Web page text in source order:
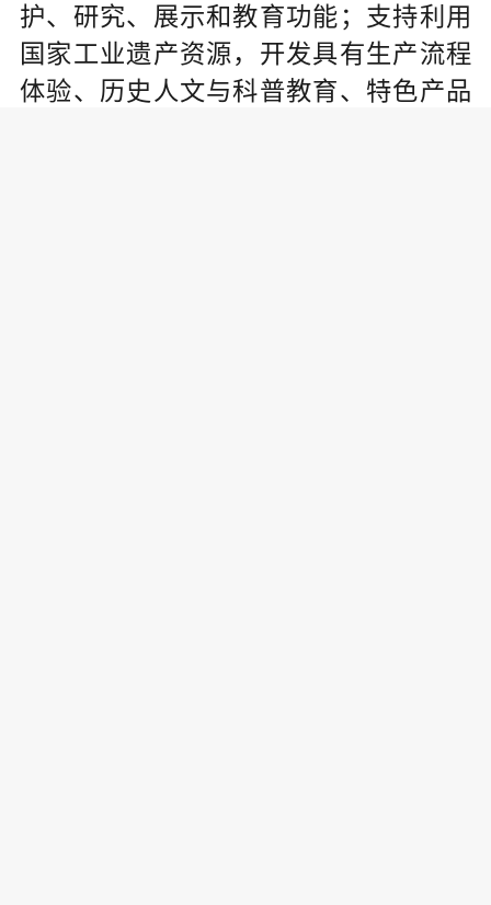
护、研究、展示和教育功能；支持利用
国家工业遗产资源，开发具有生产流程
体验、历史人文与科普教育、特色产品